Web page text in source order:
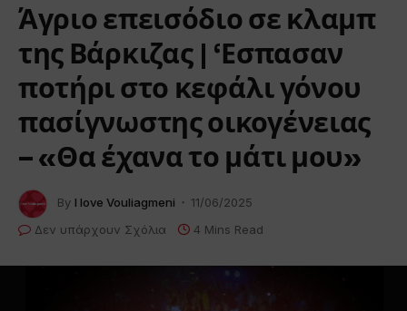
Άγριο επεισόδιο σε κλαμπ
της Βάρκιζας | ‘Εσπασαν
ποτήρι στο κεφάλι γόνου
πασίγνωστης οικογένειας
– «Θα έχανα το μάτι μου»
By I love Vouliagmeni
11/06/2025
Δεν υπάρχουν Σχόλια
4 Mins Read